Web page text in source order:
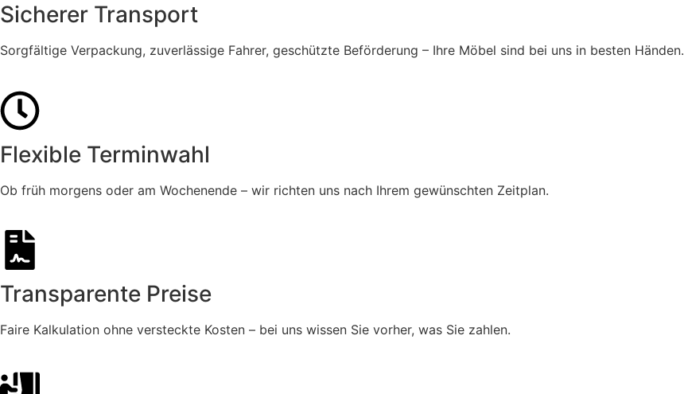
Sicherer Transport
Sorgfältige Verpackung, zuverlässige Fahrer, geschützte Beförderung – Ihre Möbel sind bei uns in besten Händen.
Flexible Terminwahl
Ob früh morgens oder am Wochenende – wir richten uns nach Ihrem gewünschten Zeitplan.
Transparente Preise
Faire Kalkulation ohne versteckte Kosten – bei uns wissen Sie vorher, was Sie zahlen.